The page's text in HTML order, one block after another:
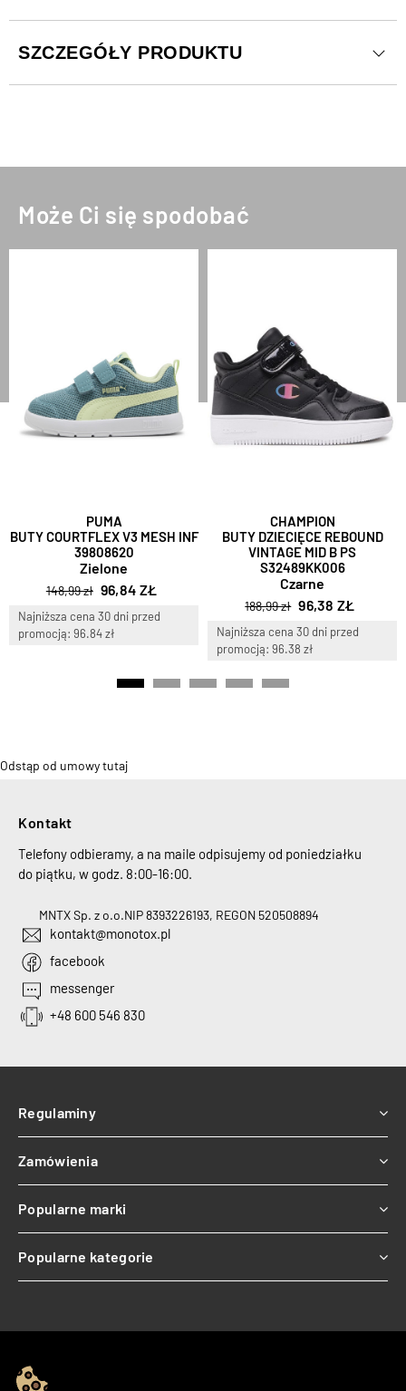
SZCZEGÓŁY PRODUKTU
Może Ci się spodobać
PUMA
BUTY COURTFLEX V3 MESH INF
39808620
Zielone
148,99 zł 96,84 ZŁ
Najniższa cena 30 dni przed
promocją: 96.84 zł
CHAMPION
BUTY DZIECIĘCE REBOUND
VINTAGE MID B PS
S32489KK006
Czarne
188,99 zł 96,38 ZŁ
Najniższa cena 30 dni przed
promocją: 96.38 zł
Odstąp od umowy tutaj
Kontakt
Telefony odbieramy, a na maile odpisujemy od poniedziałku
do piątku, w godz. 8:00-16:00.
MNTX Sp. z o.o.NIP 8393226193, REGON 520508894
kontakt@monotox.pl
facebook
messenger
+48 600 546 830
Regulaminy
Zamówienia
Popularne marki
Popularne kategorie